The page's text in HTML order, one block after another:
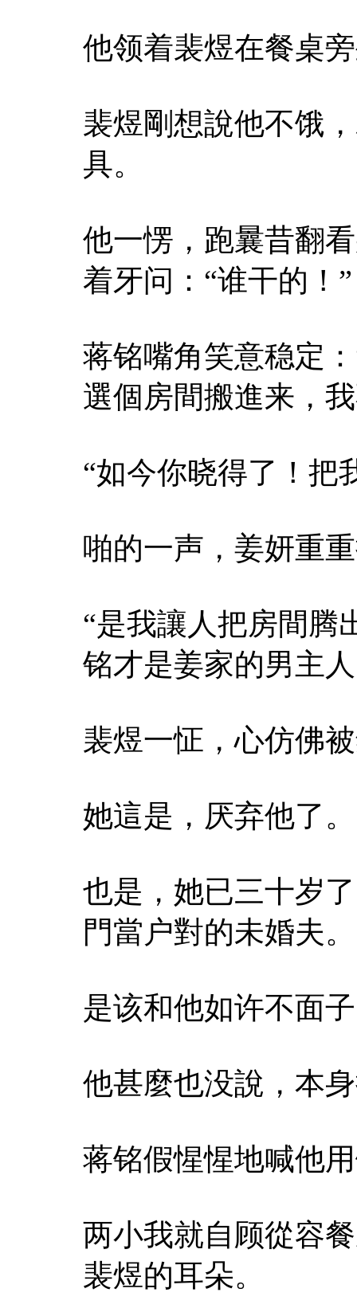
他领着裴煜在餐桌
裴煜剛想說他不饿
具。
他一愣，跑曩昔翻
着牙问：“谁干的！”
蒋铭嘴角笑意稳定
選個房間搬進来，
“如今你晓得了！把
啪的一声，姜妍重
“是我讓人把房間腾
铭才是姜家的男主
裴煜一怔，心仿佛
她這是，厌弃他了。
也是，她已三十岁
門當户對的未婚夫。
是该和他如许不面
他甚麼也没說，本
蒋铭假惺惺地喊他
两小我就自顾從容
裴煜的耳朵。